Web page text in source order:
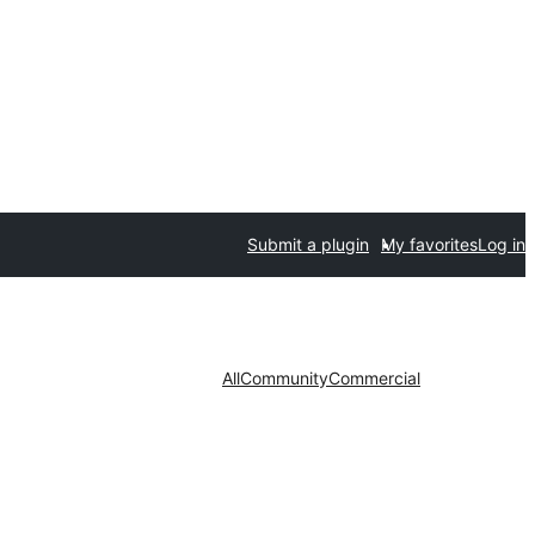
Submit a plugin My favoritesLog in
AllCommunityCommercial